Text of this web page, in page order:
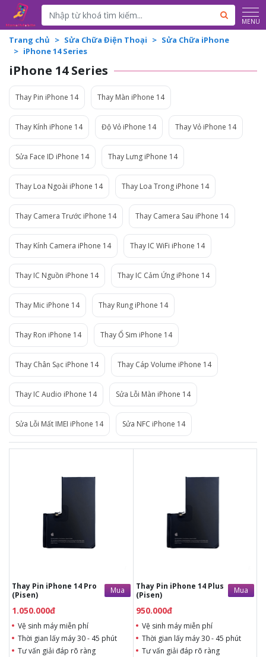
MENU
Trang chủ Sửa Chữa Điện Thoại
Sửa Chữa iPhone
iPhone 14 Series
iPhone 14 Series
Thay Pin iPhone 14 Thay Màn iPhone 14
Thay Kính iPhone 14 Độ Vỏ iPhone 14 Thay Vỏ iPhone 14
Sửa Face ID iPhone 14 Thay Lưng iPhone 14
Thay Loa Ngoài iPhone 14 Thay Loa Trong iPhone 14
Thay Camera Trước iPhone 14 Thay Camera Sau iPhone 14
Thay Kính Camera iPhone 14 Thay IC WiFi iPhone 14
Thay IC Nguồn iPhone 14 Thay IC Cảm Ứng iPhone 14
Thay Mic iPhone 14 Thay Rung iPhone 14
Thay Ron iPhone 14 Thay Ổ Sim iPhone 14
Thay Chân Sạc iPhone 14 Thay Cáp Volume iPhone 14
Thay IC Audio iPhone 14 Sửa Lỗi Màn iPhone 14
Sửa Lỗi Mất IMEI iPhone 14 Sửa NFC iPhone 14
Thay Pin iPhone 14 Pro
(Pisen)
Mua
1.050.000đ
Vệ sinh máy miễn phí
Thời gian lấy máy 30 - 45 phút
Tư vấn giải đáp rõ ràng
Xem trực tiếp quá trình
Tùy ý lựa chọn pin thay
Bảo hành 3 - 6 tháng
Thay Pin iPhone 14 Plus
(Pisen)
Mua
950.000đ
Vệ sinh máy miễn phí
Thời gian lấy máy 30 - 45 phút
Tư vấn giải đáp rõ ràng
Xem trực tiếp quá trình
Tùy ý lựa chọn pin thay
Bảo hành 3 - 6 tháng